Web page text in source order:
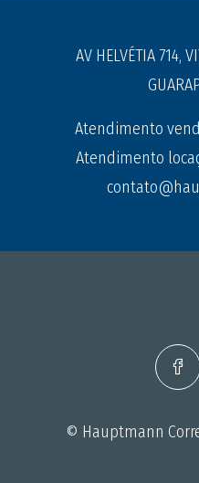
AV HELVÉTIA 714,
Atendimento
Atendimento
© Hauptmann